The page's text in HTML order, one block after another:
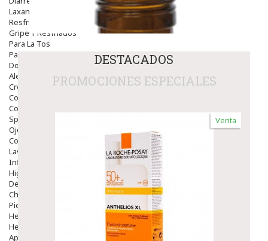
Laxantes
Resfriados
Gripe Y Resfriados
Para La Tos
Para Descongestionar La Nariz
Dolor De Garganta
Alergias Y Picaduras
Cremas
Comprimidos
Colirios
Sprays
Ojos Y Oidos
Congestión
Lavado Ojos
Inflamación Del Oido (otitis)
Higiene Oido
Deshabituación Tabaquismo
Chicles
Piel
Herpes Y Hongos
Heridas Y úlceras
Aparato Genital
DESTACADOS
PROMOCIONES ESPECIALES
Venta